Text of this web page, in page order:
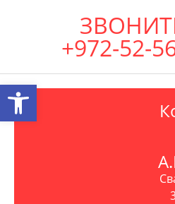
+972-52-
Открыть панель инструментов